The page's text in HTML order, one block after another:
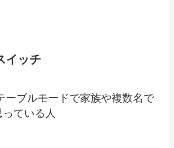
イッチ
ーブルモードで家族や複数名で
ている人